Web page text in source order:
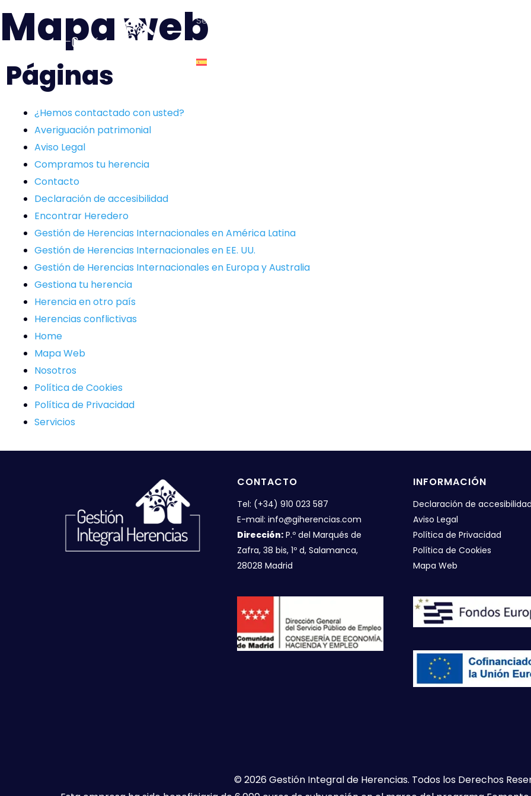
contenido
Servicios
Mapa web
Páginas
¿Hemos contactado con usted?
Averiguación patrimonial
Aviso Legal
Compramos tu herencia
Contacto
Declaración de accesibilidad
Encontrar Heredero
Gestión de Herencias Internacionales en América Latina
Gestión de Herencias Internacionales en EE. UU.
Gestión de Herencias Internacionales en Europa y Australia
Gestiona tu herencia
Herencia en otro país
Herencias conflictivas
Home
Mapa Web
Nosotros
Política de Cookies
Política de Privacidad
Servicios
CONTACTO
Tel: (+34) 910 023 587
E-mail: info@giherencias.com
Dirección:P.º del Marqués de
Zafra, 38 bis, 1º d, Salamanca,
28028 Madrid
INFORMACIÓN
Declaración de
Aviso Legal
Política de Privacidad
Política de Cookies
Mapa Web
© 2026 Gestión Integral de Herencias. Todos los Derechos